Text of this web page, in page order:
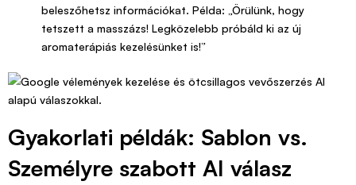
beleszőhetsz információkat. Példa: „Örülünk, hogy
tetszett a masszázs! Legközelebb próbáld ki az új
aromaterápiás kezelésünket is!”
Gyakorlati példák: Sablon vs.
Személyre szabott AI válasz